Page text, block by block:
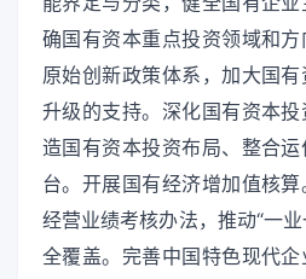
确国有资本重点投资领域和
原始创新政策体系，加大国
升级的支持。深化国有资本
造国有资本投资布局、整合
台。开展国有经济增加值核
经营业绩考核办法，推动“一
全覆盖。完善中国特色现代